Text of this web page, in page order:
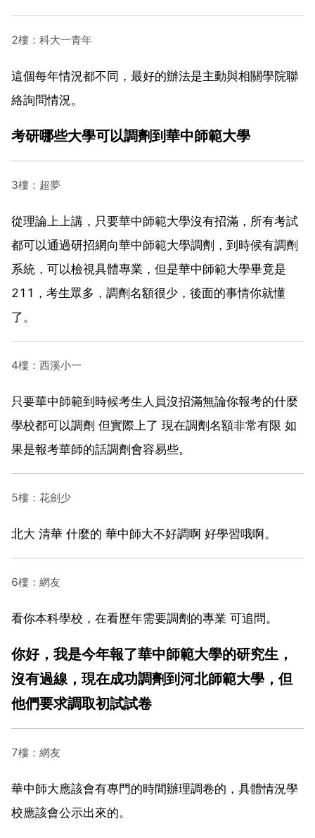
2樓：科大一青年
這個每年情況都不同，最好的辦法是主動與相關學院聯
絡詢問情況。
考研哪些大學可以調劑到華中師範大學
3樓：超夢
從理論上上講，只要華中師範大學沒有招滿，所有考試
都可以通過研招網向華中師範大學調劑，到時候有調劑
系統，可以檢視具體專業，但是華中師範大學畢竟是
211，考生眾多，調劑名額很少，後面的事情你就懂
了。
4樓：西溪小一
只要華中師範到時候考生人員沒招滿無論你報考的什麼
學校都可以調劑 但實際上了 現在調劑名額非常有限 如
果是報考華師的話調劑會容易些。
5樓：花劍少
北大 清華 什麼的 華中師大不好調啊 好學習哦啊。
6樓：網友
看你本科學校，在看歷年需要調劑的專業 可追問。
你好，我是今年報了華中師範大學的研究生，
沒有過線，現在成功調劑到河北師範大學，但
他們要求調取初試試卷
7樓：網友
華中師大應該會有專門的時間辦理調卷的，具體情況學
校應該會公示出來的。